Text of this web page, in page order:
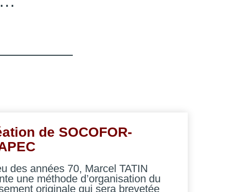
de SOCOFOR-
des années 70, Marcel TATIN
une méthode d’organisation du
originale qui sera brevetée